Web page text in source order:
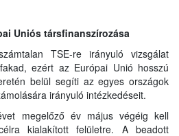
Uniós társfinanszírozása
TSE-re irányuló vizsgálat
ezért az Európai Unió hosszú
belül segíti az egyes országok
irányuló intézkedéseit.
megelőző év május végéig kell
kialakított felületre. A beadott